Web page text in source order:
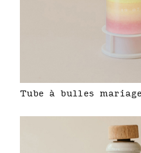
Tube à bulles